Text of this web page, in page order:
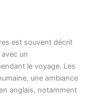
est souvent décrit
un
le voyage. Les
une ambiance
anglais, notamment